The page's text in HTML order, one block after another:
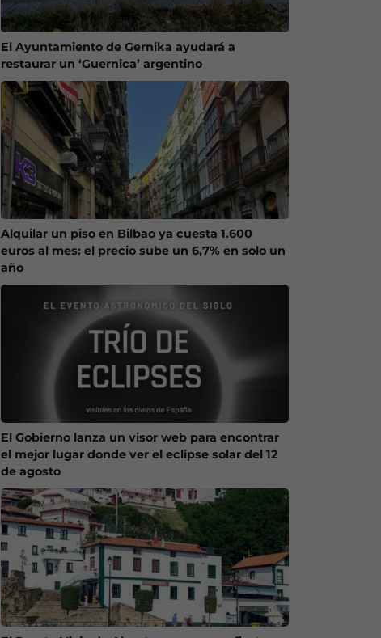
El Ayuntamiento de Gernika ayudará a
restaurar un ‘Guernica’ argentino
Alquilar un piso en Bilbao ya cuesta 1.600
euros al mes: el precio sube un 6,7% en solo un
año
El Gobierno lanza un visor web para encontrar
el mejor lugar donde ver el eclipse solar del 12
de agosto